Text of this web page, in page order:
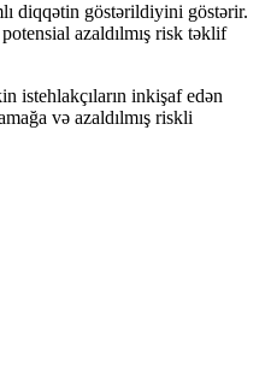
diqqətin göstərildiyini göstərir.
azaldılmış risk təklif
istehlakçıların inkişaf edən
və azaldılmış riskli